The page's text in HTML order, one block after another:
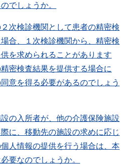
でしょうか。
次検診機関として患者の精密検
合、１次検診機関から、精密検
を求められることがあります
密検査結果を提供する場合に
意を得る必要があるのでしょう
の入所者が、他の介護保険施設
に、移動先の施設の求めに応じ
人情報の提供を行う場合は、本
要なのでしょうか。